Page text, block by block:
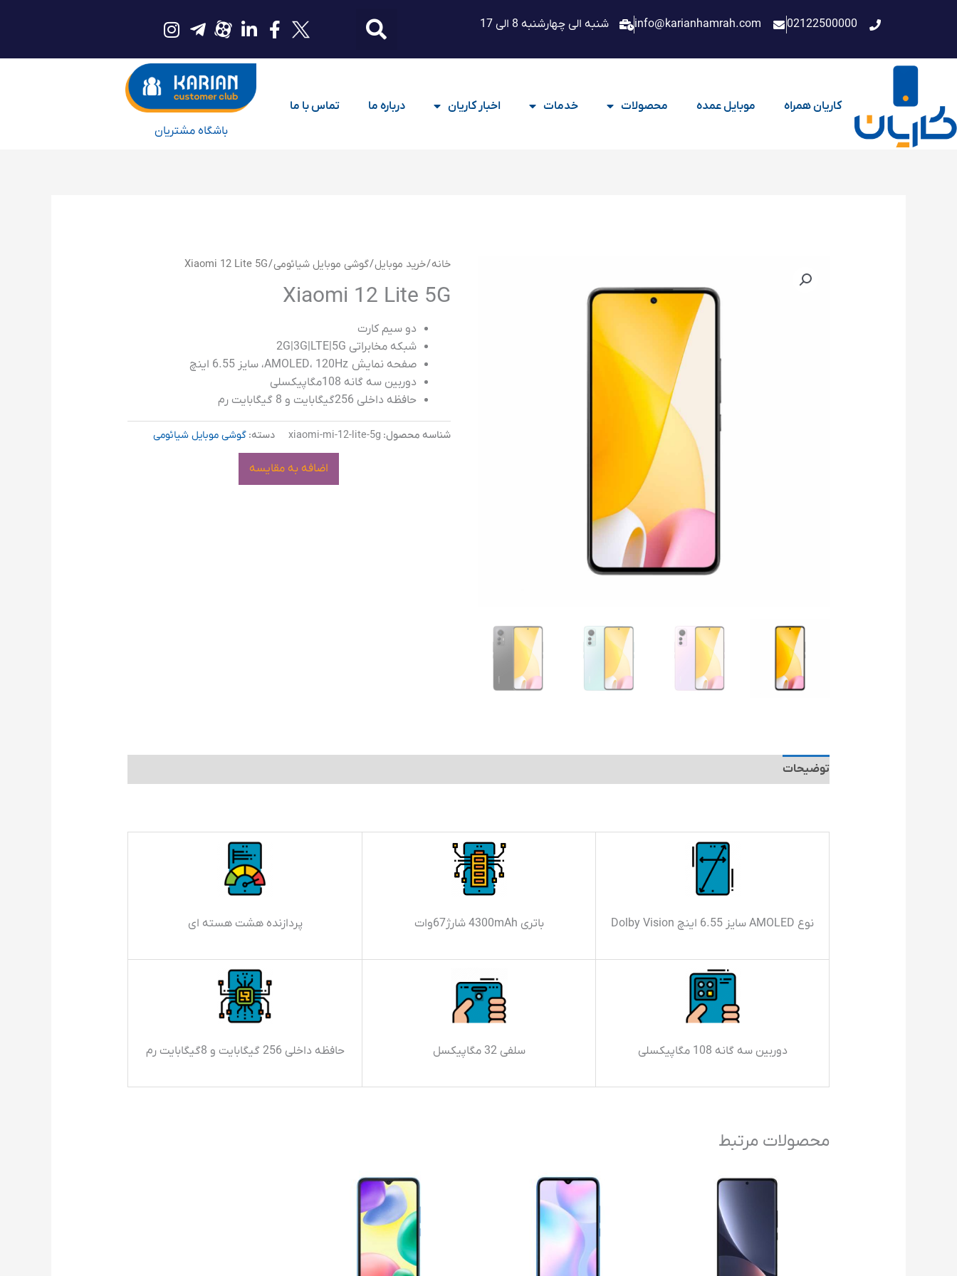
02122500000
info@karianhamrah.com شنبه الی چهارشنبه 8 الی 17
کاریان همراه موبایل عمده محصولات خدمات اخبار کاریان درباره ما
تماس با ما
باشگاه مشتریان
خانه/خرید موبایل/گوشی موبایل شیائومی/ Xiaomi 12 Lite 5G
Xiaomi 12 Lite 5G
دو سیم کارت
شبکه مخابراتی 2G|3G|LTE|5G
صفحه نمایش AMOLED، 120Hz، سایز 6.55 اینچ
دوربین سه گانه 108مگاپیکسلی
حافظه داخلی 256گیگابایت و 8 گیگابایت رم
شناسه محصول: xiaomi-mi-12-lite-5g دسته:گوشی موبایل شیائومی
اضافه به مقایسه
توضیحات
نوع AMOLED سایز 6.55 اینچ Dolby Vision باتری 4300mAh شارژ67وات پردازنده هشت هسته ای
دوربین سه گانه 108 مگاپیکسلی سلفی 32 مگاپیکسل حافظه داخلی 256 گیگابایت و 8گیگابایت رم
محصولات مرتبط